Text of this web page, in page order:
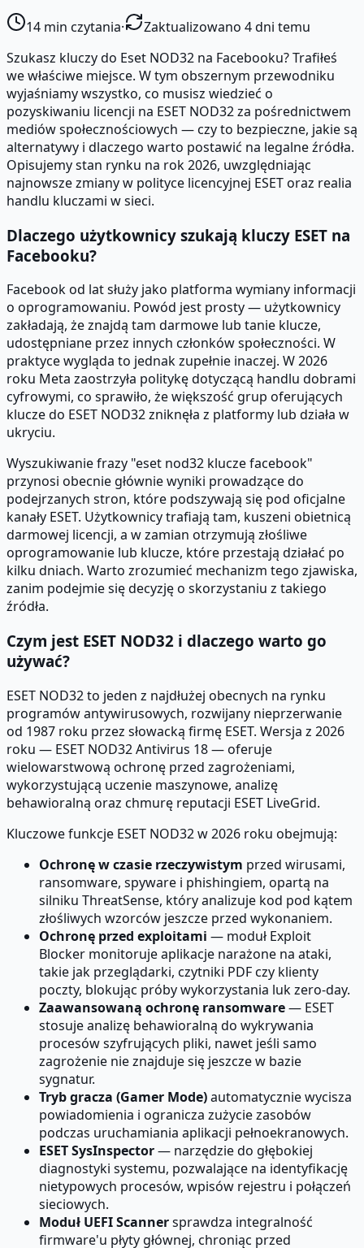
14 min czytania·
Zaktualizowano 4 dni temu
Szukasz kluczy do Eset NOD32 na Facebooku? Trafiłeś
we właściwe miejsce. W tym obszernym przewodniku
wyjaśniamy wszystko, co musisz wiedzieć o
pozyskiwaniu licencji na ESET NOD32 za pośrednictwem
mediów społecznościowych — czy to bezpieczne, jakie są
alternatywy i dlaczego warto postawić na legalne źródła.
Opisujemy stan rynku na rok 2026, uwzględniając
najnowsze zmiany w polityce licencyjnej ESET oraz realia
handlu kluczami w sieci.
Dlaczego użytkownicy szukają kluczy ESET na
Facebooku?
Facebook od lat służy jako platforma wymiany informacji
o oprogramowaniu. Powód jest prosty — użytkownicy
zakładają, że znajdą tam darmowe lub tanie klucze,
udostępniane przez innych członków społeczności. W
praktyce wygląda to jednak zupełnie inaczej. W 2026
roku Meta zaostrzyła politykę dotyczącą handlu dobrami
cyfrowymi, co sprawiło, że większość grup oferujących
klucze do ESET NOD32 zniknęła z platformy lub działa w
ukryciu.
Wyszukiwanie frazy "eset nod32 klucze facebook"
przynosi obecnie głównie wyniki prowadzące do
podejrzanych stron, które podszywają się pod oficjalne
kanały ESET. Użytkownicy trafiają tam, kuszeni obietnicą
darmowej licencji, a w zamian otrzymują złośliwe
oprogramowanie lub klucze, które przestają działać po
kilku dniach. Warto zrozumieć mechanizm tego zjawiska,
zanim podejmie się decyzję o skorzystaniu z takiego
źródła.
Czym jest ESET NOD32 i dlaczego warto go
używać?
ESET NOD32 to jeden z najdłużej obecnych na rynku
programów antywirusowych, rozwijany nieprzerwanie
od 1987 roku przez słowacką firmę ESET. Wersja z 2026
roku — ESET NOD32 Antivirus 18 — oferuje
wielowarstwową ochronę przed zagrożeniami,
wykorzystującą uczenie maszynowe, analizę
behawioralną oraz chmurę reputacji ESET LiveGrid.
Kluczowe funkcje ESET NOD32 w 2026 roku obejmują:
Ochronę w czasie rzeczywistym przed wirusami,
ransomware, spyware i phishingiem, opartą na
silniku ThreatSense, który analizuje kod pod kątem
złośliwych wzorców jeszcze przed wykonaniem.
Ochronę przed exploitami — moduł Exploit
Blocker monitoruje aplikacje narażone na ataki,
takie jak przeglądarki, czytniki PDF czy klienty
poczty, blokując próby wykorzystania luk zero-day.
Zaawansowaną ochronę ransomware— ESET
stosuje analizę behawioralną do wykrywania
procesów szyfrujących pliki, nawet jeśli samo
zagrożenie nie znajduje się jeszcze w bazie
sygnatur.
Tryb gracza (Gamer Mode)automatycznie wycisza
powiadomienia i ogranicza zużycie zasobów
podczas uruchamiania aplikacji pełnoekranowych.
ESET SysInspector— narzędzie do głębokiej
diagnostyki systemu, pozwalające na identyfikację
nietypowych procesów, wpisów rejestru i połączeń
sieciowych.
Moduł UEFI Scannersprawdza integralność
firmware'u płyty głównej, chroniąc przed